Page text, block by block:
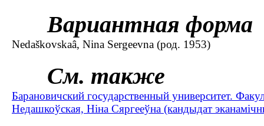
Вариантная форма
Nedaškovskaâ, Nina Sergeevna (род. 1953)
См. также
Барановичский государственный университет.
Недашкоўская, Ніна Сяргееўна (кандыдат